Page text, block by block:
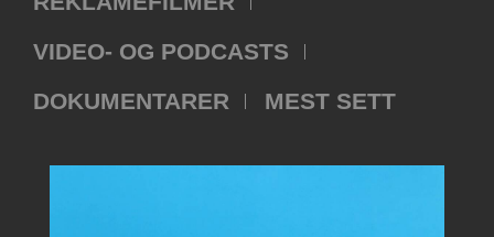
VIDEO- OG PODCASTS
DOKUMENTARER
MEST SETT